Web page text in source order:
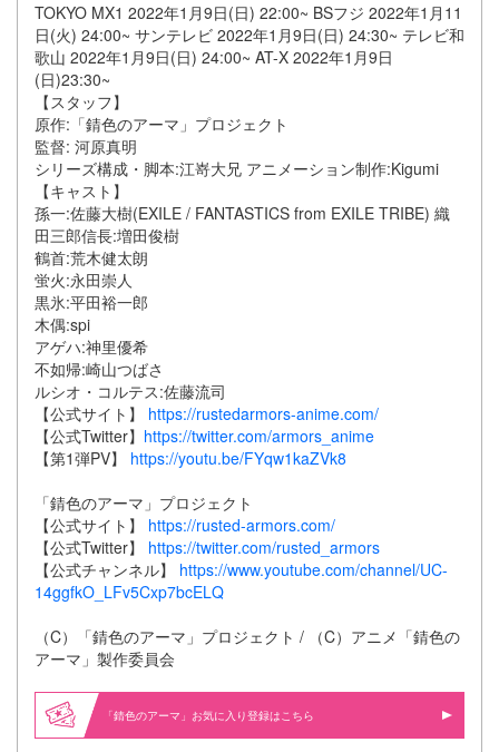
TOKYO MX1 2022年1 月9日(日) 22:00~ BSフジ 2022年1 月 11
日(火) 24:00~ サンテレビ 2022年1 月9日(日) 24:30~ テレビ和
歌山 2022年1 月9日(日) 24:00~ AT-X 2022年1 月9日
(日)23:30~
【スタッフ】
原作: 「錆色のアーマ」プロジェクト
監督: 河原真明
シリーズ構成・脚本:江嵜大兄 アニメーション制作:Kigumi
【キャスト】
孫一:佐藤大樹(EXILE / FANTASTICS from EXILE TRIBE) 織
田三郎信長:増田俊樹
鶴首:荒木健太朗
蛍火:永田崇人
黒氷:平田裕一郎
木偶:spi
アゲハ:神里優希
不如帰:崎山つばさ
ルシオ・コルテス:佐藤流司
【公式サイト】
https://rustedarmors-anime.com/
【公式Twitter】 https://twitter.com/armors_anime
【第1弾PV】
https://youtu.be/FYqw1kaZVk8
「錆色のアーマ」プロジェクト
【公式サイト】
https://rusted-armors.com/
【公式Twitter】
https://twitter.com/rusted_armors
【公式チャンネル】
https://www.youtube.com/channel/UC-
14ggfkO_LFv5Cxp7bcELQ
（C）「錆色のアーマ」プロジェクト / （C） アニメ「錆色の
アーマ」製作委員会
「錆色のアーマ」お気に入り登録はこちら